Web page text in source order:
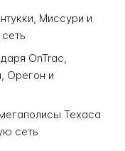
Миссури и
OnTrac,
Орегон и
Техаса
сеть